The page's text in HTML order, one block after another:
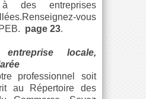
des entreprises
vous
page 23.
locale,
professionnel soit
au Répertoire des